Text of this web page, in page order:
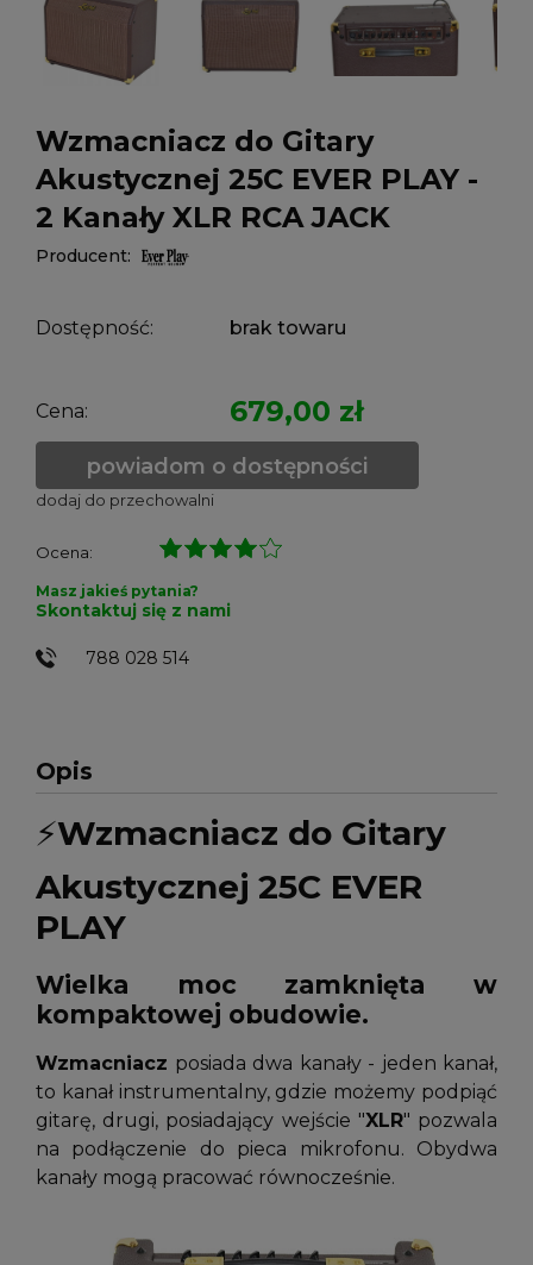
Wzmacniacz do Gitary
Akustycznej 25C EVER PLAY -
2 Kanały XLR RCA JACK
Producent:
Dostępność: brak towaru
Cena: 679,00 zł
powiadom o dostępności
dodaj do przechowalni
Ocena:
Masz jakieś pytania?
Skontaktuj się z nami
788 028 514
Opis
⚡Wzmacniacz do Gitary
Akustycznej 25C EVER
PLAY
Wielka moc zamknięta w
kompaktowej obudowie.
Wzmacniacz posiada dwa kanały - jeden kanał,
to kanał instrumentalny, gdzie możemy podpiąć
gitarę, drugi, posiadający wejście "XLR" pozwala
na podłączenie do pieca mikrofonu. Obydwa
kanały mogą pracować równocześnie.